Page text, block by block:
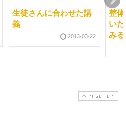
生徒さんに合わせた講
義
2013-03-22
整
い
みる
PAGE TOP